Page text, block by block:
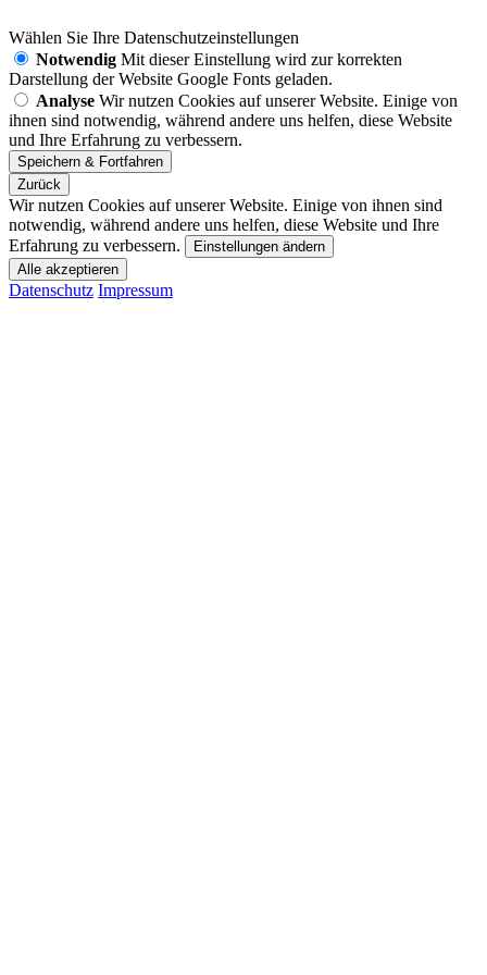
Wählen Sie Ihre Datenschutzeinstellungen
Notwendig Mit dieser Einstellung wird zur korrekten
Darstellung der Website Google Fonts geladen.
Analyse Wir nutzen Cookies auf unserer Website. Einige von
ihnen sind notwendig, während andere uns helfen, diese Website
und Ihre Erfahrung zu verbessern.
Zurück
Wir nutzen Cookies auf unserer Website. Einige von ihnen sind
notwendig, während andere uns helfen, diese Website und Ihre
Erfahrung zu verbessern.
Einstellungen ändern
Datenschutz Impressum